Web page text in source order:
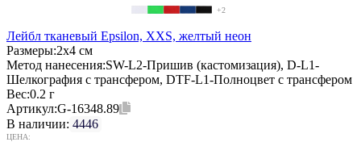
+2
Лейбл тканевый Epsilon, XXS, желтый неон
Размеры:2х4 см
Метод нанесения:SW-L2-Пришив (кастомизация), D-L1-
Шелкография с трансфером, DTF-L1-Полноцвет с трансфером
Вес:0.2 г
Артикул:G-16348.89
В наличии: 4446
ЦЕНА: